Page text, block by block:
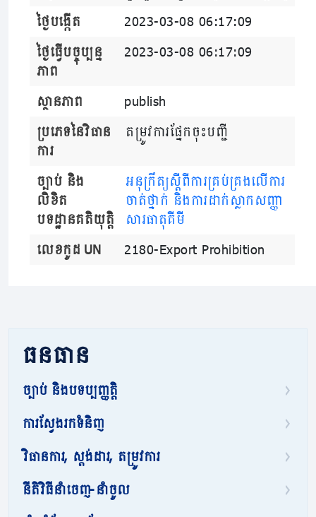
ថ្ងៃបង្កើត
2023-03-08 06:17:09
ថ្ងៃធ្វើបច្ចុប្បន្ន
ភាព
2023-03-08 06:17:09
ស្ថានភាព
publish
ប្រភេទនៃវិធាន
ការ
តម្រូវការផ្នែកចុះបញ្ជី
ច្បាប់ និង
លិខិត
បទដ្ឋានគតិយុត្តិ
អនុក្រឹត្យស្តីពីការគ្រប់គ្រងលើការ
ចាត់ថ្នាក់ និងការដាក់ស្លាកសញ្ញា
សារធាតុគីមី
លេខកូដ UN
2180-Export Prohibition
ធនធាន
ច្បាប់ និងបទប្បញ្ញត្តិ
ការស្វែងរកទំនិញ
វិធានការ, ស្តង់ដារ, តម្រូវការ
នីតិវិធីនាំចេញ-នាំចូល